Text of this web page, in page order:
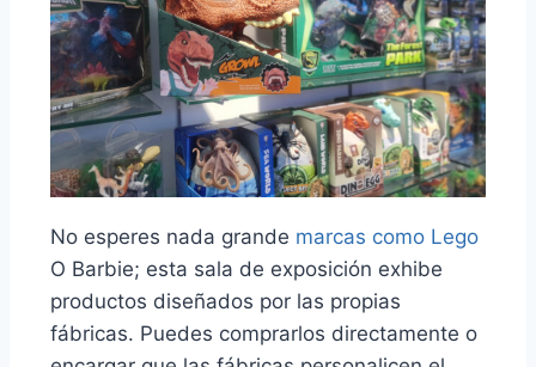
No esperes nada grande marcas como Lego
O Barbie; esta sala de exposición exhibe
productos diseñados por las propias
fábricas. Puedes comprarlos directamente o